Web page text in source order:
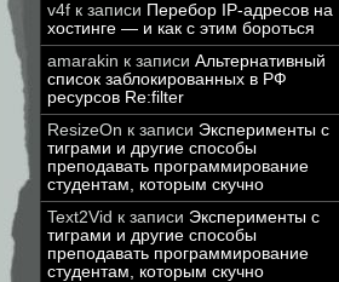
v4f к записи Перебор IP-адресов на
хостинге — и как с этим бороться
amarakin к записи Альтернативный
список заблокированных в РФ
ресурсов Re:filter
ResizeOn к записи Эксперименты с
тиграми и другие способы
преподавать программирование
студентам, которым скучно
Text2Vid к записи Эксперименты с
тиграми и другие способы
преподавать программирование
студентам, которым скучно